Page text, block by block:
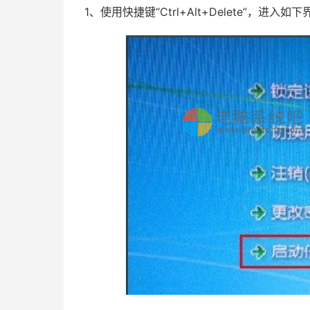
1、使用快捷键“Ctrl+Alt+Delete”，进入如下